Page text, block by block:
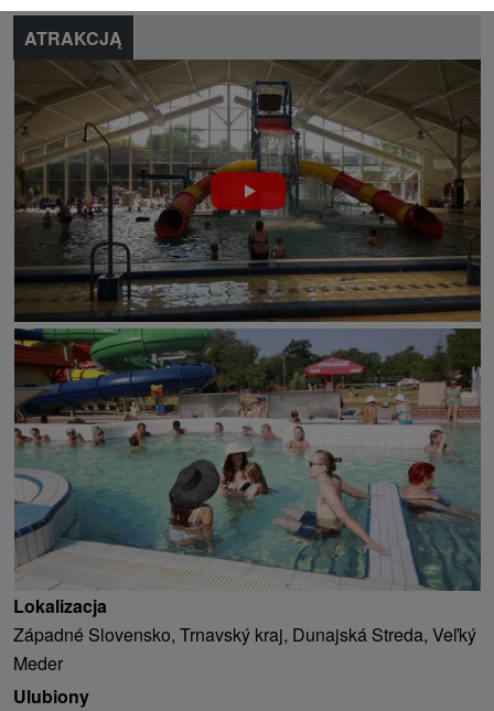
ATRAKCJĄ
Lokalizacja
Západné Slovensko, Trnavský kraj, Dunajská Streda, Veľký
Meder
Ulubiony